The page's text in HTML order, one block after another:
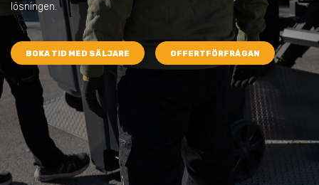
lösningen.
BOKA TID MED SÄLJARE OFFERTFÖRFRÅGAN